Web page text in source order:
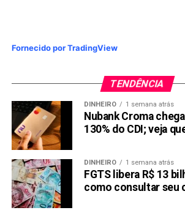
Fornecido por TradingView
TENDÊNCIA
DINHEIRO 1 semana atrás
Nubank Croma
130% do CDI; veja
DINHEIRO 1 semana atrás
FGTS libera R$ 13
como consultar seu